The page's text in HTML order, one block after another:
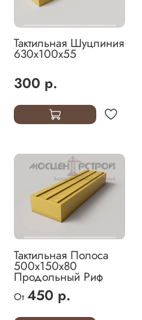
Тактильная Шуцлиния
630х100х55
300 р.
Тактильная Полоса
500х150х80
Продольный Риф
От 450 р.